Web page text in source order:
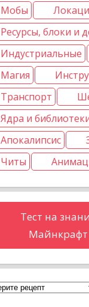
Мобы
Ресурсы, блоки и
Индустриальные
Магия
Транспорт
Ядра и
Апокалипсис
Читы
Тест на
Майнкрафт